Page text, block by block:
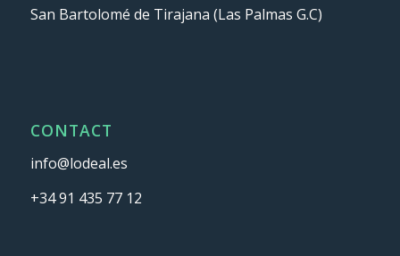
San Bartolomé de Tirajana (Las Palmas G.C)
CONTACT
info@lodeal.es
+34 91 435 77 12